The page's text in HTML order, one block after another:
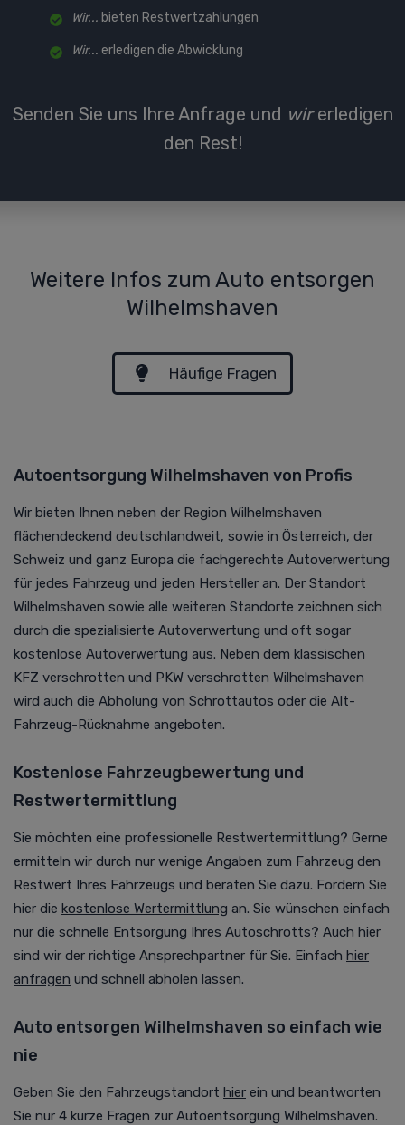
Wir... bieten Restwertzahlungen
Wir... erledigen die Abwicklung
Senden Sie uns Ihre Anfrage und wirerledigen
den Rest!
Weitere Infos zum Auto entsorgen
Wilhelmshaven
Häufige Fragen
Autoentsorgung Wilhelmshaven von Profis
Wir bieten Ihnen neben der Region Wilhelmshaven
flächendeckend deutschlandweit, sowie in Österreich, der
Schweiz und ganz Europa die fachgerechte Autoverwertung
für jedes Fahrzeug und jeden Hersteller an. Der Standort
Wilhelmshaven sowie alle weiteren Standorte zeichnen sich
durch die spezialisierte Autoverwertung und oft sogar
kostenlose Autoverwertung aus. Neben dem klassischen
KFZ verschrotten und PKW verschrotten Wilhelmshaven
wird auch die Abholung von Schrottautos oder die Alt-
Fahrzeug-Rücknahme angeboten.
Kostenlose Fahrzeugbewertung und
Restwertermittlung
Sie möchten eine professionelle Restwertermittlung? Gerne
ermitteln wir durch nur wenige Angaben zum Fahrzeug den
Restwert Ihres Fahrzeugs und beraten Sie dazu. Fordern Sie
hier die kostenlose Wertermittlung an. Sie wünschen einfach
nur die schnelle Entsorgung Ihres Autoschrotts? Auch hier
sind wir der richtige Ansprechpartner für Sie. Einfach hier
anfragen und schnell abholen lassen.
Auto entsorgen Wilhelmshaven so einfach wie
nie
Geben Sie den Fahrzeugstandort hier ein und beantworten
Sie nur 4 kurze Fragen zur Autoentsorgung Wilhelmshaven.